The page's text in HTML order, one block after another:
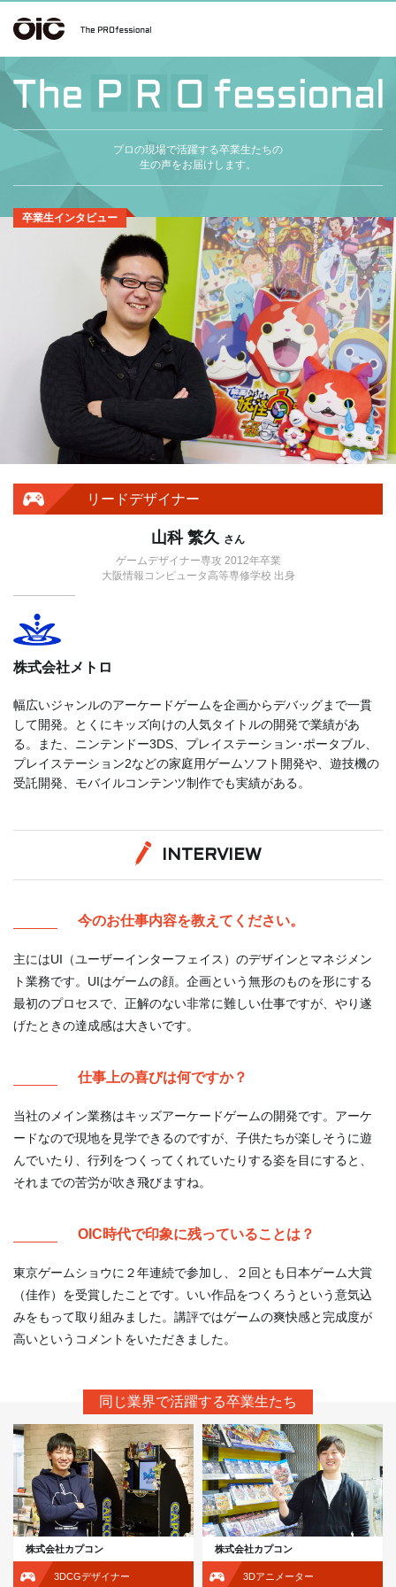
プロの現場で活躍する卒業生たちの
生の声をお届けします。
卒業生インタビュー
リードデザイナー
山科 繁久 さん
ゲームデザイナー専攻 2012年卒業
大阪情報コンピュータ高等専修学校 出身
株式会社メトロ
幅広いジャンルのアーケードゲームを企画からデバッグまで一貫
して開発。とくにキッズ向けの人気タイトルの開発で業績があ
る。また、ニンテンドー3DS、プレイステーション･ポータブル、
プレイステーション2などの家庭用ゲームソフト開発や、遊技機の
受託開発、モバイルコンテンツ制作でも実績がある。
INTERVIEW
今のお仕事内容を教えてください。
主にはUI（ユーザーインターフェイス）のデザインとマネジメン
ト業務です。UIはゲームの顔。企画という無形のものを形にする
最初のプロセスで、正解のない非常に難しい仕事ですが、やり遂
げたときの達成感は大きいです。
仕事上の喜びは何ですか？
当社のメイン業務はキッズアーケードゲームの開発です。アーケ
ードなので現地を見学できるのですが、子供たちが楽しそうに遊
んでいたり、行列をつくってくれていたりする姿を目にすると、
それまでの苦労が吹き飛びますね。
OIC時代で印象に残っていることは？
東京ゲームショウに２年連続で参加し、２回とも日本ゲーム大賞
（佳作）を受賞したことです。いい作品をつくろうという意気込
みをもって取り組みました。講評ではゲームの爽快感と完成度が
高いというコメントをいただきました。
同じ業界で活躍する卒業生たち
株式会社カプコン
3DCGデザイナー
株式会社カプコン
3Dアニメーター